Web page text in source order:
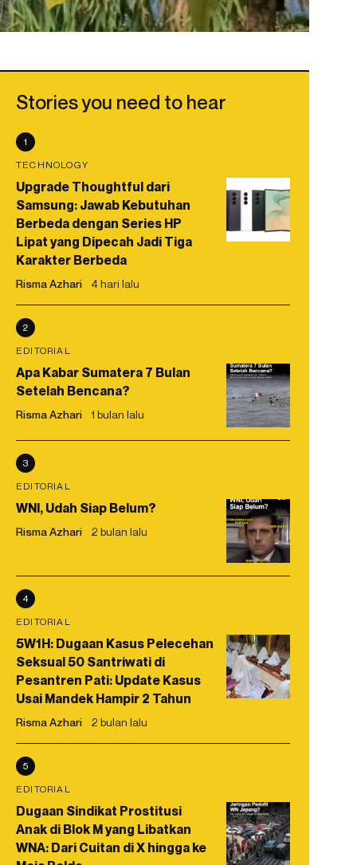
Stories you need to hear
1
TECHNOLOGY
Upgrade Thoughtful dari
Samsung: Jawab Kebutuhan
Berbeda dengan Series HP
Lipat yang Dipecah Jadi Tiga
Karakter Berbeda
Risma Azhari 4 hari lalu
2
EDITORIAL
Apa Kabar Sumatera 7 Bulan
Setelah Bencana?
Risma Azhari 1 bulan lalu
3
EDITORIAL
WNI, Udah Siap Belum?
Risma Azhari 2 bulan lalu
4
EDITORIAL
5W1H: Dugaan Kasus Pelecehan
Seksual 50 Santriwati di
Pesantren Pati: Update Kasus
Usai Mandek Hampir 2 Tahun
Risma Azhari 2 bulan lalu
5
EDITORIAL
Dugaan Sindikat Prostitusi
Anak di Blok M yang Libatkan
WNA: Dari Cuitan di X hingga ke